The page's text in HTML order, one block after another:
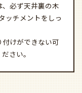
必ず天井裏の木
ッチメントをしっ
けができない可
さい。